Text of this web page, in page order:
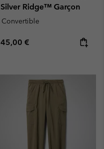
Silver Ridge™ Garçon
Convertible
Regular price:
45,00 €